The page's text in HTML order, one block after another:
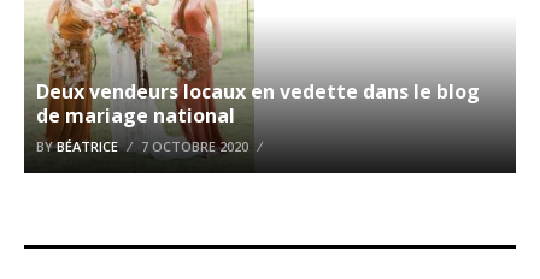
Deux vendeurs locaux en vedette dans le blog
de mariage national
BYBÉATRICE 7 OCTOBRE 2020